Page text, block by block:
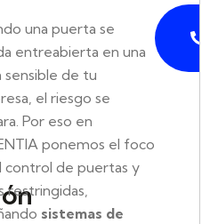
una puerta se
entreabierta en una
sensible de tu
el riesgo se
Por eso en
ponemos el foco
control de puertas y
restringidas,
sistemas de